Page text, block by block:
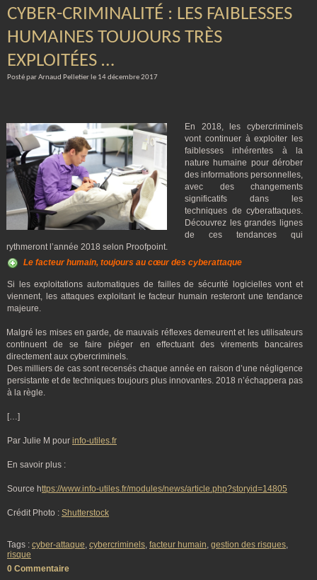
CYBER-CRIMINALITÉ : LES FAIBLESSES
HUMAINES TOUJOURS TRÈS
EXPLOITÉES …
Posté par Arnaud Pelletier le 14 décembre 2017
En 2018, les cybercriminels
vont continuer à exploiter les
faiblesses inhérentes à la
nature humaine pour dérober
des informations personnelles,
avec des changements
significatifs dans les
techniques de cyberattaques.
Découvrez les grandes lignes
de ces tendances qui
rythmeront l’année 2018 selon Proofpoint.
Le facteur humain, toujours au cœur des cyberattaque
Si les exploitations automatiques de failles de sécurité logicielles vont et
viennent, les attaques exploitant le facteur humain resteront une tendance
majeure.
Malgré les mises en garde, de mauvais réflexes demeurent et les utilisateurs
continuent de se faire piéger en effectuant des virements bancaires
directement aux cybercriminels.
Des milliers de cas sont recensés chaque année en raison d’une négligence
persistante et de techniques toujours plus innovantes. 2018 n’échappera pas
à la règle.
[…]
Par Julie M pour info-utiles.fr
En savoir plus :
Source https://www.info-utiles.fr/modules/news/article.php?storyid=14805
Crédit Photo : Shutterstock
Tags : cyber-attaque, cybercriminels, facteur humain, gestion des risques,
risque
0 Commentaire